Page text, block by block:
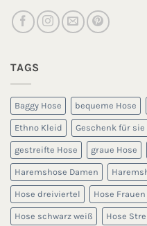
TAGS
Baggy Hose bequeme Hose
Ethno Kleid Geschenk für sie
gestreifte Hose graue Hose
Haremshose Damen
Hose dreiviertel Hose Frauen
Hose schwarz weiß Hose